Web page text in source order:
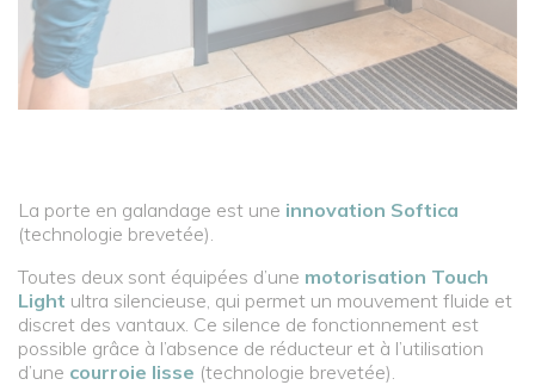
La porte en galandage est une innovation Softica
(technologie brevetée).
Toutes deux sont équipées d’une motorisation Touch
Light ultra silencieuse, qui permet un mouvement fluide et
discret des vantaux. Ce silence de fonctionnement est
possible grâce à l’absence de réducteur et à l’utilisation
d’une courroie lisse (technologie brevetée).